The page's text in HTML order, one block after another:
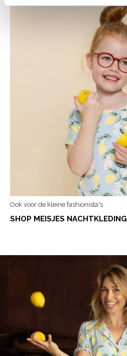
Ook voor de kleine fashionista's
SHOP MEISJES NACHTKLEDING